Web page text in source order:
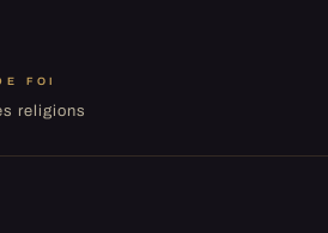
FOI
religions